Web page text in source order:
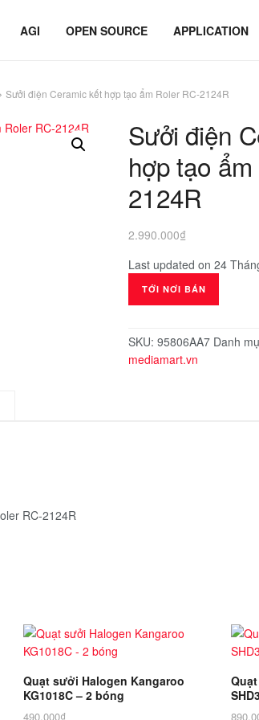
AGI OPEN SOURCE APPLICATION
Sưởi điện Ceramic kết hợp tạo ẩm Roler RC-2124R
Sưởi điện
hợp tạo
2124R
2.990.000₫
Last updated on 24
TỚI NƠI BÁN
SKU: 95806AA7 Danh
mediamart.vn
RC-2124R
Quạt sưởi Halogen Kangaroo
KG1018C – 2 bóng
490.000₫